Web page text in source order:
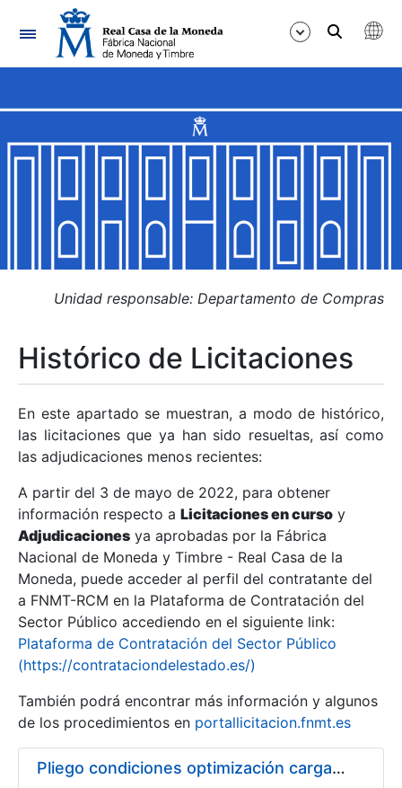
Navegación
Mostrar/Ocultar
Mostrar/Ocultar
Mostrar/Ocultar
Mostrar/Ocultar
Mostrar/Ocultar
Mostrar/Ocultar
Unidad responsable: Departamento de Compras
Histórico de Licitaciones
En este apartado se muestran, a modo de histórico,
las licitaciones que ya han sido resueltas, así como
las adjudicaciones menos recientes:
A partir del 3 de mayo de 2022, para obtener
información respecto a Licitaciones en curso y
Adjudicaciones ya aprobadas por la Fábrica
Nacional de Moneda y Timbre - Real Casa de la
Moneda, puede acceder al perfil del contratante del
a FNMT-RCM en la Plataforma de Contratación del
Sector Público accediendo en el siguiente link:
Plataforma de Contratación del Sector Público
(https://contrataciondelestado.es/)
También podrá encontrar más información y algunos
de los procedimientos en portallicitacion.fnmt.es
Pliego condiciones optimización cargas compras firmado